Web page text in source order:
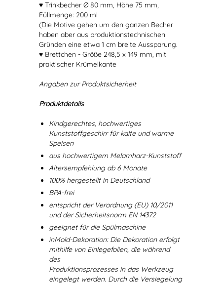
♥ Trinkbecher Ø 80 mm, Höhe 75 mm,
Füllmenge: 200 ml
(Die Motive gehen um den ganzen Becher
haben aber aus produktionstechnischen
Gründen eine etwa 1 cm breite Aussparung.
♥ Brettchen - Größe 248,5 x 149 mm, mit
praktischer Krümelkante
Angaben zur Produktsicherheit
Produktdetails
Kindgerechtes, hochwertiges
Kunststoffgeschirr für kalte und warme
Speisen
aus hochwertigem Melamharz-Kunststoff
Altersempfehlung ab 6 Monate
100% hergestellt in Deutschland
BPA-frei
entspricht der Verordnung (EU) 10/2011
und der Sicherheitsnorm EN 14372
geeignet für die Spülmaschine
inMold-Dekoration: Die Dekoration erfolgt
mithilfe von Einlegefolien, die während
des
Produktionsprozesses in das Werkzeug
eingelegt werden. Durch die Versiegelung